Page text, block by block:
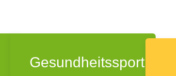
Gesundheitssport